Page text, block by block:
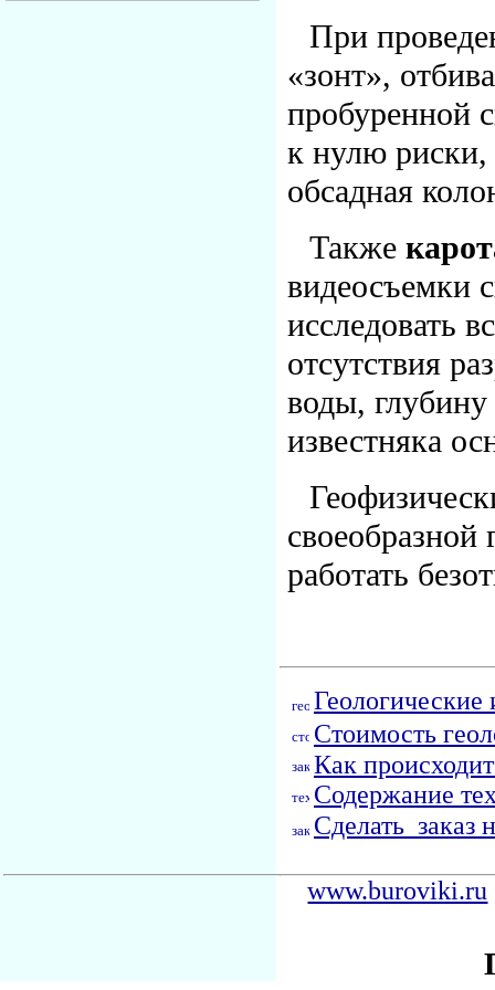
При
«зонт»,
пробуренной
к нулю риски,
обсадная
Также
видеосъемки
исследовать
отсутствия
воды,
известняка
своеобразной
работать
Стоимость
Как
Содержание
Сделать заказ
www.buroviki.ru